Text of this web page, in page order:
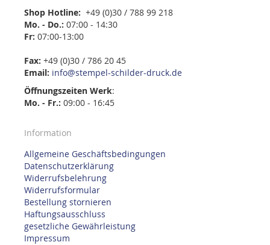
Shop Hotline: +49 (0)30 / 788 99 218
Mo. - Do.: 07:00 - 14:30
Fr: 07:00-13:00
Fax: +49 (0)30 / 786 20 45
Email: info@stempel-schilder-druck.de
Öffnungszeiten Werk:
Mo. - Fr.: 09:00 - 16:45
Information
Allgemeine Geschäftsbedingungen
Datenschutzerklärung
Widerrufsbelehrung
Widerrufsformular
Bestellung stornieren
Haftungsausschluss
gesetzliche Gewährleistung
Impressum